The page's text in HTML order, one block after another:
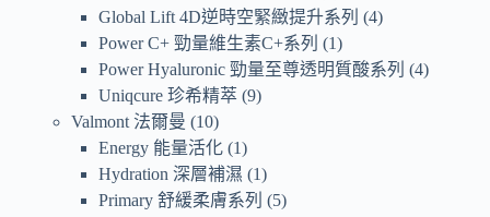
Global Lift 4D逆時空緊緻提升系列
4
Power C+ 勁量維生素C+系列
1
Power Hyaluronic 勁量至尊透明質酸系列
4
Uniqcure 珍希精萃 9
Valmont 法爾曼
10
Energy 能量活化 1
Hydration 深層補濕
1
Primary 舒緩柔膚系列
5